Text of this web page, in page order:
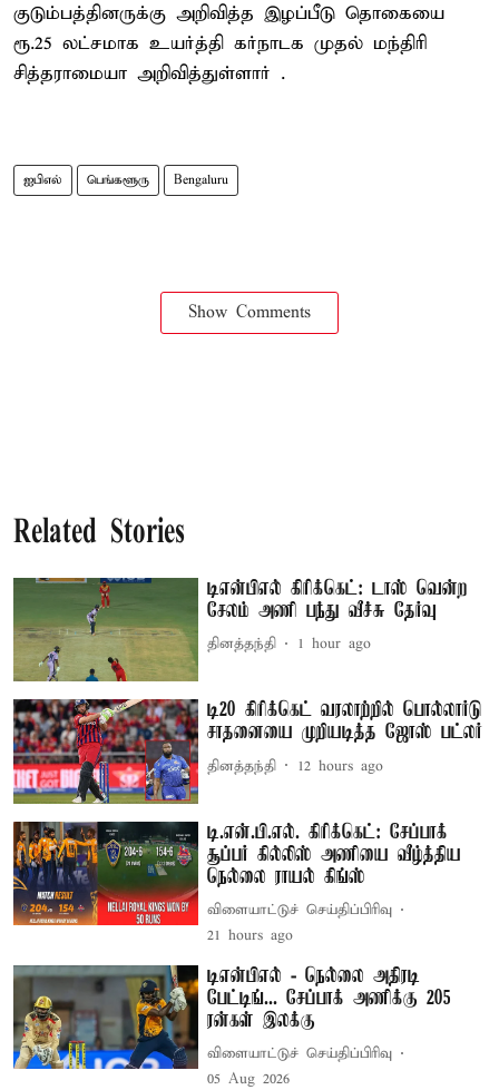
குடும்பத்தினருக்கு அறிவித்த இழப்பீடு தொகையை
ரூ.25 லட்சமாக உயர்த்தி கர்நாடக முதல் மந்திரி
சித்தராமையா அறிவித்துள்ளார் .
ஐபிஎல் பெங்களூரு Bengaluru
Show Comments
Related Stories
டிஎன்பிஎல் கிரிக்கெட்: டாஸ் வென்ற
சேலம் அணி பந்து வீச்சு தேர்வு
தினத்தந்தி 1 hour ago
டி20 கிரிக்கெட் வரலாற்றில் பொல்லார்டு
சாதனையை முறியடித்த ஜோஸ் பட்லர்
தினத்தந்தி 12 hours ago
டி.என்.பி.எல். கிரிக்கெட்: சேப்பாக்
சூப்பர் கில்லிஸ் அணியை வீழ்த்திய
நெல்லை ராயல் கிங்ஸ்
விளையாட்டுச் செய்திப்பிரிவு
21 hours ago
டிஎன்பிஎல் - நெல்லை அதிரடி
பேட்டிங்... சேப்பாக் அணிக்கு 205
ரன்கள் இலக்கு
விளையாட்டுச் செய்திப்பிரிவு
05 Aug 2026